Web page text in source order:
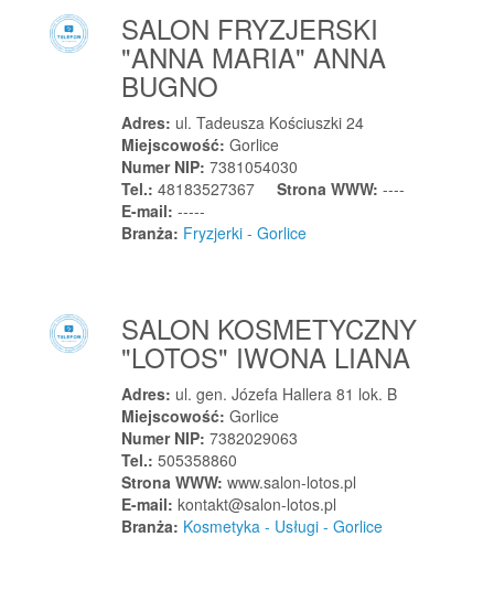
Jędrzychów
Jodłownik
Jordanów Śląski
Juchnowiec Kościelny
SALON FRYZJERSKI
"ANNA MARIA" ANNA
BUGNO
Adres: ul. Tadeusza Kościuszki 24
Miejscowość: Gorlice
Numer NIP: 7381054030
Tel.: 48183527367 Strona WWW: ----
E-mail: -----
Branża: Fryzjerki - Gorlice
SALON KOSMETYCZNY
"LOTOS" IWONA LIANA
Adres: ul. gen. Józefa Hallera 81 lok. B
Miejscowość: Gorlice
Numer NIP: 7382029063
Tel.: 505358860
Strona WWW: www.salon-lotos.pl
E-mail: kontakt@salon-lotos.pl
Branża: Kosmetyka - Usługi - Gorlice